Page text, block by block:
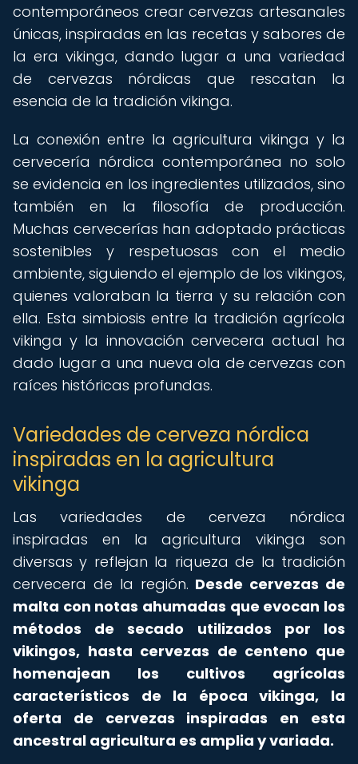
contemporáneos crear cervezas artesanales
únicas, inspiradas en las recetas y sabores de
la era vikinga, dando lugar a una variedad
de cervezas nórdicas que rescatan la
esencia de la tradición vikinga.
La conexión entre la agricultura vikinga y la
cervecería nórdica contemporánea no solo
se evidencia en los ingredientes utilizados, sino
también en la filosofía de producción.
Muchas cervecerías han adoptado prácticas
sostenibles y respetuosas con el medio
ambiente, siguiendo el ejemplo de los vikingos,
quienes valoraban la tierra y su relación con
ella. Esta simbiosis entre la tradición agrícola
vikinga y la innovación cervecera actual ha
dado lugar a una nueva ola de cervezas con
raíces históricas profundas.
Variedades de cerveza nórdica
inspiradas en la agricultura
vikinga
Las variedades de cerveza nórdica
inspiradas en la agricultura vikinga son
diversas y reflejan la riqueza de la tradición
cervecera de la región. Desde cervezas de
malta con notas ahumadas que evocan los
métodos de secado utilizados por los
vikingos, hasta cervezas de centeno que
homenajean los cultivos agrícolas
característicos de la época vikinga, la
oferta de cervezas inspiradas en esta
ancestral agricultura es amplia y variada.